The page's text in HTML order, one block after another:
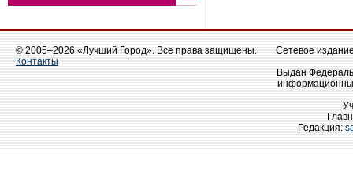
© 2005–2026 «Лучший Город». Все права защищены.
Контакты
Сетевое
Выдан
Редакция: